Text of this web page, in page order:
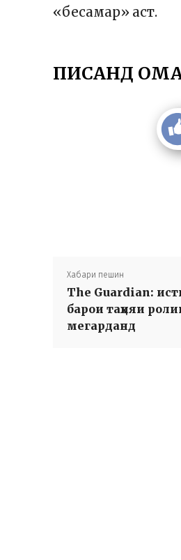
«бесамар» аст.
ПИСАНД
Хабари пешин
The Guardian:
барои таҳияи
мегарданд